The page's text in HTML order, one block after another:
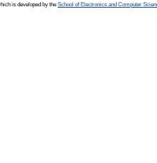
is developed by the School of Electronics and Computer